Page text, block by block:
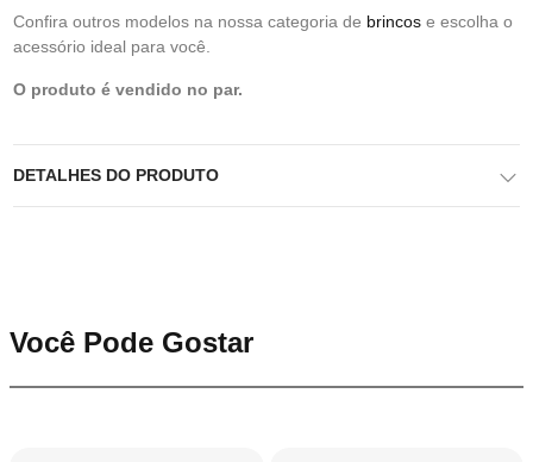
Confira outros modelos na nossa categoria de brincos e escolha o
acessório ideal para você.
O produto é vendido no par.
DETALHES DO PRODUTO
Você Pode Gostar